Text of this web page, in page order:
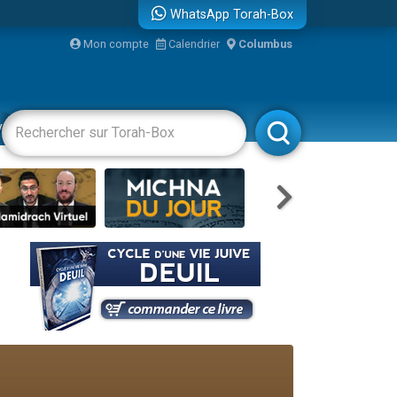
WhatsApp Torah-Box
Mon compte Calendrier Columbus
Livres Rabbanim